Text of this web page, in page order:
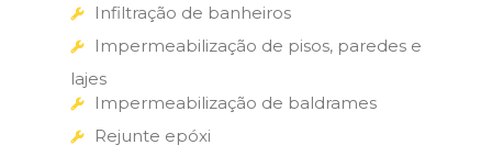
Infiltração de banheiros
Impermeabilização de pisos, paredes e
lajes
Impermeabilização de baldrames
Rejunte epóxi